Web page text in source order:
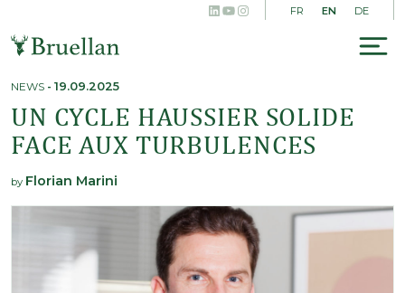
to
content
LinkedIn
YouTube
Instagram
FR EN DE
NEWS - 19.09.2025
UN CYCLE HAUSSIER SOLIDE
FACE AUX TURBULENCES
by Florian Marini